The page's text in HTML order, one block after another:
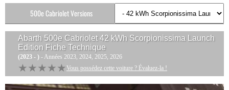
Abarth 500e Cabriolet 42 kWh Scorpionissima Launch
Edition Fiche Technique
(2023 - ) - Années 2023, 2024, 2025, 2026
★★★★★
★★★★★ Vous possédez cette voiture ? Évaluez-la !
500e Cabriolet Versions